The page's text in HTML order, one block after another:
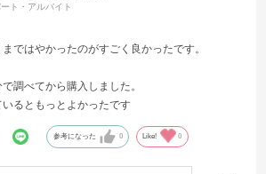
ート・アルバイト
ではやかったのがすごく良かったです。
調べてから購入しました。
るともっとよかったです
参考になった 0 Like! 0